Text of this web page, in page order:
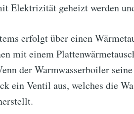
Elektrizität geheizt werden
erfolgt über einen
mit einem
der Warmwasserboiler
ein Ventil aus, welches die